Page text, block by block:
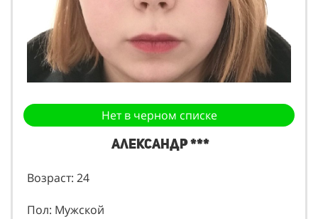
Нет в черном списке
Александр ***
Возраст: 24
Пол: Мужской